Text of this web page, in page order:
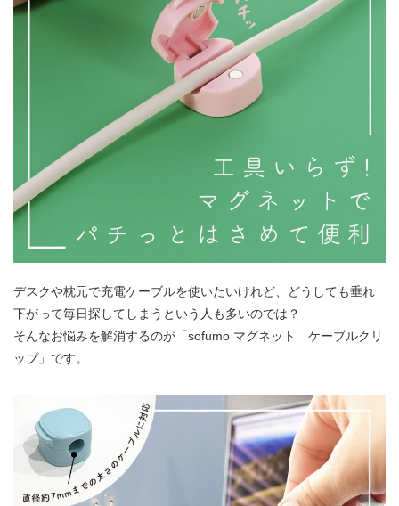
デスクや枕元で充電ケーブルを使いたいけれど、どうしても垂れ
下がって毎日探してしまうという人も多いのでは？
そんなお悩みを解消するのが「sofumo マグネット ケーブルクリ
ップ」です。